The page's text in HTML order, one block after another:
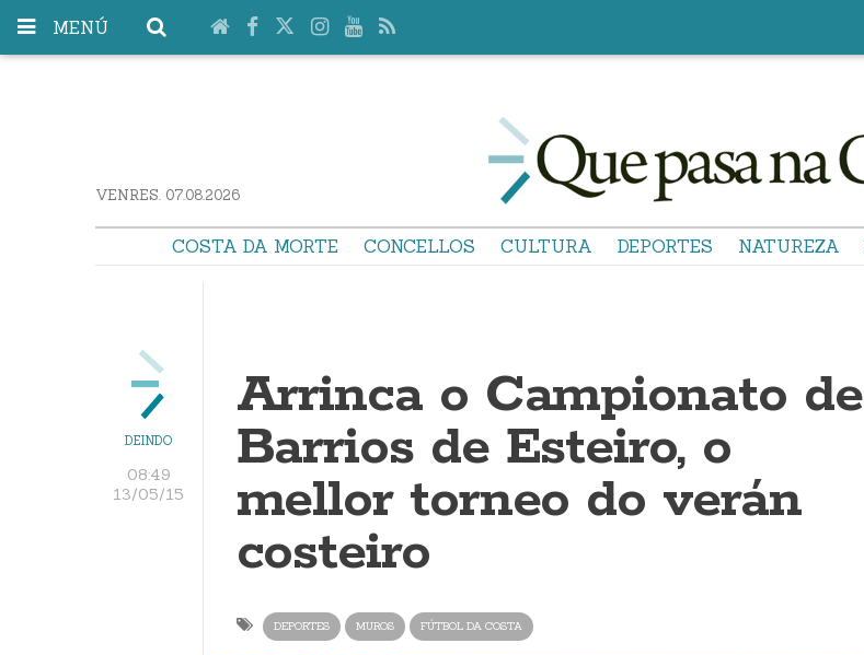
MENÚ
VENRES. 07.08.2026
COSTA DA MORTE CONCELLOS CULTURA DEPORTES NATUREZA
DEINDO
08:49
13/05/15
Arrinca o Campionato de
Barrios de Esteiro, o
mellor torneo do verán
costeiro
DEPORTES MUROS FÚTBOL DA COSTA